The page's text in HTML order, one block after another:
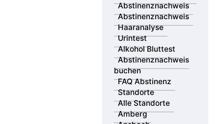
Abstinenznachweis
Abstinenznachweis
Haaranalyse
Urintest
Alkohol Bluttest
Abstinenznachweis
buchen
FAQ Abstinenz
Standorte
Alle Standorte
Amberg
Spezialisierte Haaranalyse für Opiatkonsum –
gerichtsfester Nachweis über 6 Monate, DIN-
akkreditiert und bundesweit anerkannt. Optimal für
MPU bei bekanntem Opiatkonsum.